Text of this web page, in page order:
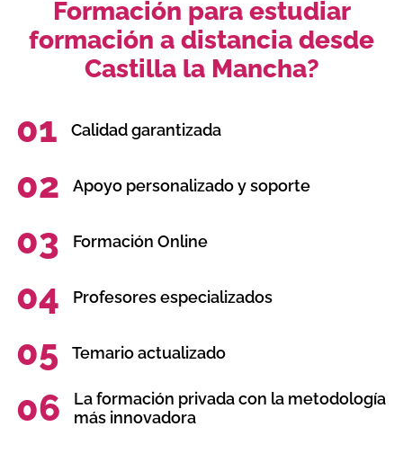
Formación para estudiar
formación a distancia desde
Castilla la Mancha?
01 Calidad garantizada
02 Apoyo personalizado y soporte
03 Formación Online
04 Profesores especializados
05 Temario actualizado
06
La formación privada con la metodología
más innovadora